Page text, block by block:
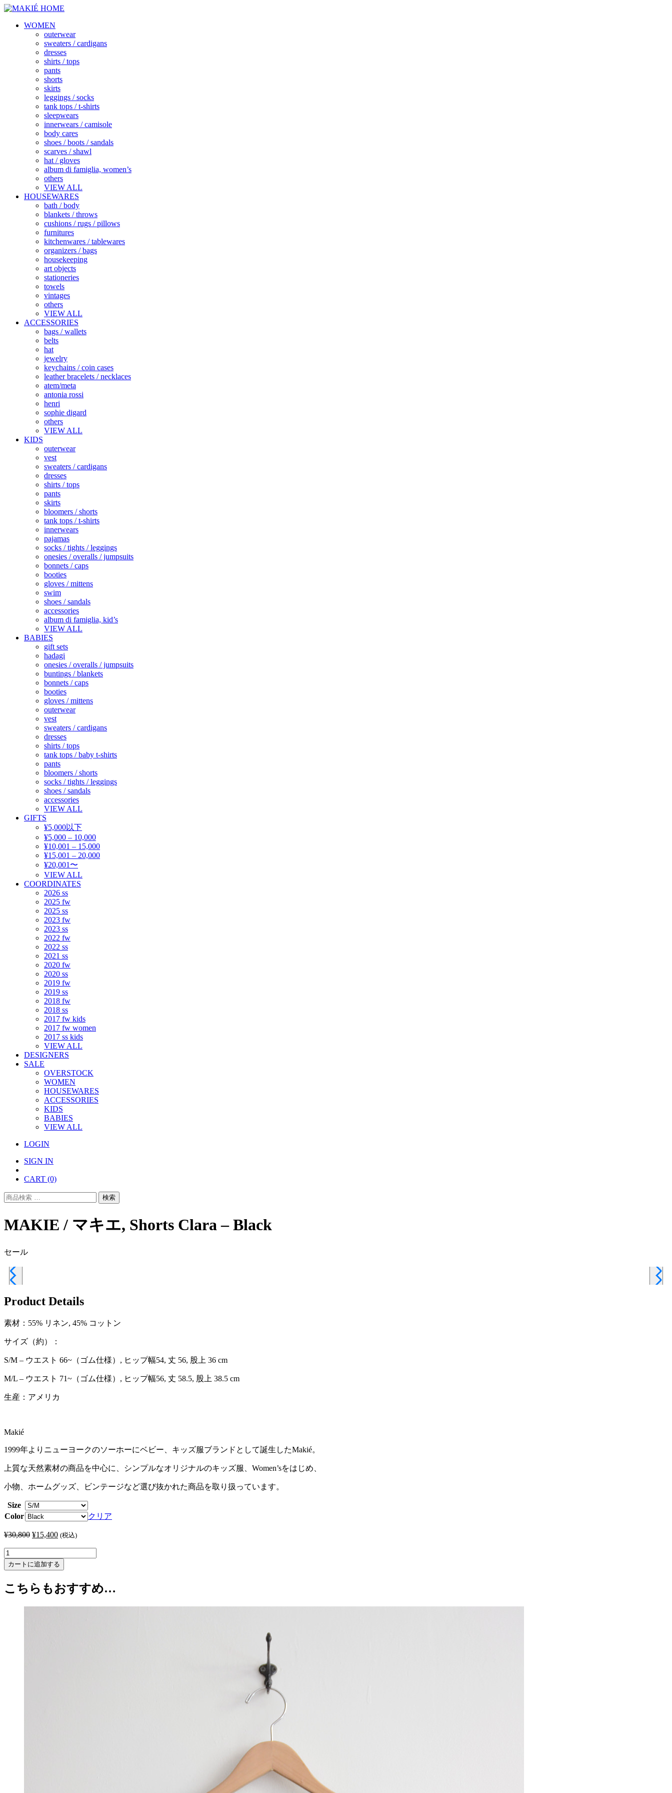
WOMEN
outerwear
sweaters / cardigans
dresses
shirts / tops
pants
shorts
skirts
leggings / socks
tank tops / t-shirts
sleepwears
innerwears / camisole
body cares
shoes / boots / sandals
scarves / shawl
hat / gloves
album di famiglia, women’s
others
VIEW ALL
HOUSEWARES
bath / body
blankets / throws
cushions / rugs / pillows
furnitures
kitchenwares / tablewares
organizers / bags
housekeeping
art objects
stationeries
towels
vintages
others
VIEW ALL
ACCESSORIES
bags / wallets
belts
hat
jewelry
keychains / coin cases
leather bracelets / necklaces
atem/meta
antonia rossi
henri
sophie digard
others
VIEW ALL
KIDS
outerwear
vest
sweaters / cardigans
dresses
shirts / tops
pants
skirts
bloomers / shorts
tank tops / t-shirts
innerwears
pajamas
socks / tights / leggings
onesies / overalls / jumpsuits
bonnets / caps
booties
gloves / mittens
swim
shoes / sandals
accessories
album di famiglia, kid’s
VIEW ALL
BABIES
gift sets
hadagi
onesies / overalls / jumpsuits
buntings / blankets
bonnets / caps
booties
gloves / mittens
outerwear
vest
sweaters / cardigans
dresses
shirts / tops
tank tops / baby t-shirts
pants
bloomers / shorts
socks / tights / leggings
shoes / sandals
accessories
VIEW ALL
GIFTS
¥5,000以下
¥5,000 – 10,000
¥10,001 – 15,000
¥15,001 – 20,000
¥20,001〜
VIEW ALL
COORDINATES
2026 ss
2025 fw
2025 ss
2023 fw
2023 ss
2022 fw
2022 ss
2021 ss
2020 fw
2020 ss
2019 fw
2019 ss
2018 fw
2018 ss
2017 fw kids
2017 fw women
2017 ss kids
VIEW ALL
DESIGNERS
SALE
OVERSTOCK
WOMEN
HOUSEWARES
ACCESSORIES
KIDS
BABIES
VIEW ALL
LOGIN
SIGN IN
CART (0)
検
象:
検索
MAKIE / マキエ, Shorts Clara – Black
セール
Product Details
素材：55% リネン, 45% コットン
サイズ（約）：
S/M – ウエスト 66~（ゴム仕様）, ヒップ幅54, 丈 56, 股上 36 cm
M/L – ウエスト 71~（ゴム仕様）, ヒップ幅56, 丈 58.5, 股上 38.5 cm
生産：アメリカ
Makié
1999年よりニューヨークのソーホーにベビー、キッズ服ブランドとして誕生したMakié。
上質な天然素材の商品を中心に、シンプルなオリジナルのキッズ服、Women’sをはじめ、
小物、ホームグッズ、ビンテージなど選び抜かれた商品を取り扱っています。
Size
Color
クリア
¥30,800 元
格
¥30,800
で
し
¥15,400現
価
は
¥15,400
で
(税込)
MAKIE
/
マ
エ,
カートに追加する
こちらもおすすめ…